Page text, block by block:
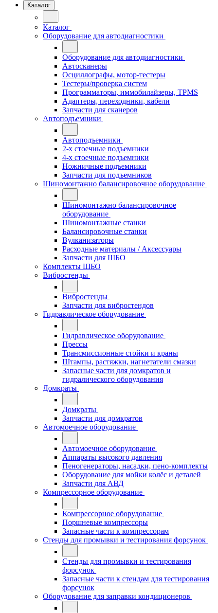
Каталог
Каталог
Оборудование для автодиагностики
Оборудование для автодиагностики
Автосканеры
Осциллографы, мотор-тестеры
Тестеры/проверка систем
Программаторы, иммобилайзеры, TPMS
Адаптеры, переходники, кабели
Запчасти для сканеров
Автоподъемники
Автоподъемники
2-х стоечные подъемники
4-х стоечные подъемники
Ножничные подъемники
Запчасти для подъемников
Шиномонтажно балансировочное оборудование
Шиномонтажно балансировочное
оборудование
Шиномонтажные станки
Балансировочные станки
Вулканизаторы
Расходные материалы / Аксессуары
Запчасти для ШБО
Комплекты ШБО
Вибростенды
Вибростенды
Запчасти для вибростендов
Гидравлическое оборудование
Гидравлическое оборудование
Прессы
Трансмиссионные стойки и краны
Штампы, растяжки, нагнетатели смазки
Запасные части для домкратов и
гидралического оборудования
Домкраты
Домкраты
Запчасти для домкратов
Автомоечное оборудование
Автомоечное оборудование
Аппараты высокого давления
Пеногенераторы, насадки, пено-комплекты
Оборудование для мойки колёс и деталей
Запчасти для АВД
Компрессорное оборудование
Компрессорное оборудование
Поршневые компрессоры
Запасные части к компрессорам
Стенды для промывки и тестирования форсунок
Стенды для промывки и тестирования
форсунок
Запасные части к стендам для тестирования
форсунок
Оборудование для заправки кондиционеров